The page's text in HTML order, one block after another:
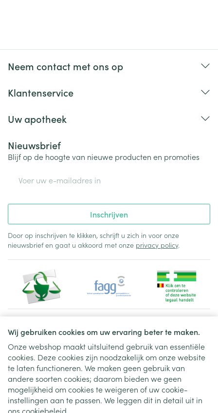
Wij gebruiken cookies om uw ervaring beter te maken.
Onze webshop maakt uitsluitend gebruik van essentiële
cookies. Deze cookies zijn noodzakelijk om onze website
te laten functioneren. We maken geen gebruik van
andere soorten cookies; daarom bieden we geen
mogelijkheid om cookies te weigeren of uw cookie-
instellingen aan te passen. We leggen dit in detail uit in
ons cookiebeleid
Neem contact met ons op
Klantenservice
Uw apotheek
Nieuwsbrief
Blijf op de hoogte van nieuwe producten en promoties
Inschrijven
Door op inschrijven te klikken, schrijft u zich in voor onze
nieuwsbrief en gaat u akkoord met onze privacy policy.
Juridische links